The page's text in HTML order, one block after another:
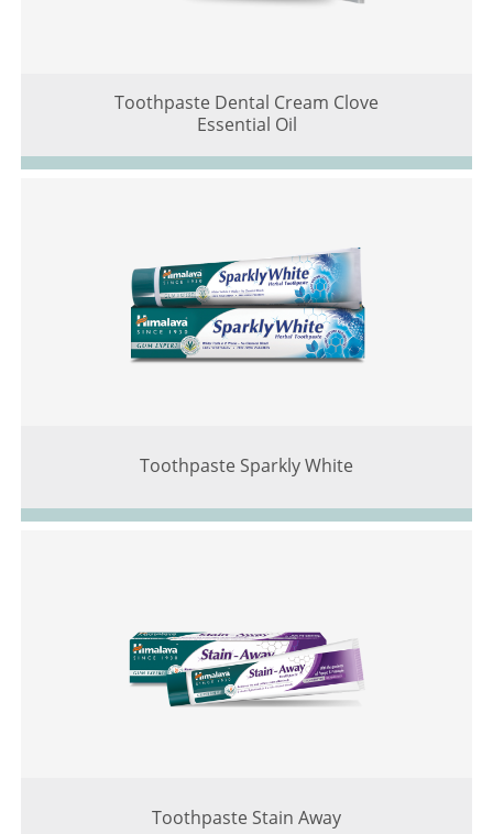
Toothpaste Dental Cream Clove
Essential Oil
Toothpaste Sparkly White
Toothpaste Stain Away